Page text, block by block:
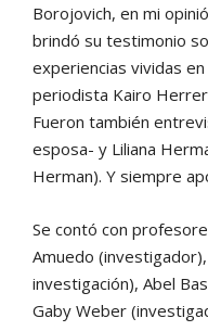
Borojovich, en mi
brindó su testimonio
experiencias vividas
periodista Kairo
Fueron también
esposa- y Liliana
Herman). Y siempre
Se contó con
Amuedo
investigación), Abel
Gaby Weber